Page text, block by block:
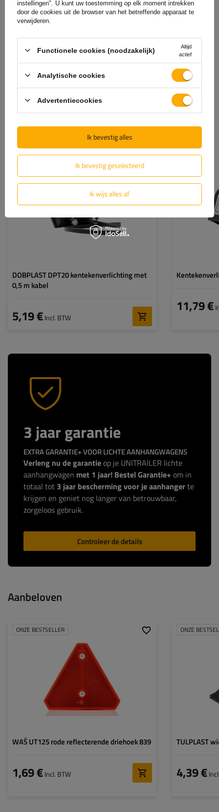
Uw naam
Uw email
Feedback verzenden
Ook aantrekkelijk
DOBPLAST DPT20 kentekenverlichting met
0,5 m kabel
5,19 €Incl. BTW
DPT20
11,79 €
3 jaar garantie
EXTRA GARANTIE+ VOOR LICHTE AANHANGWAGENS
Verleng nu de garantie op je UNITRAILER lichte
aanhangwagen met 1 jaar! Bestel Garantie+ om in
totaal tot 3 jaar bescherming voor je aanhangerte
krijgen en geniet nog langer van betrouwbaar,
zorgeloos gebruik.
Controleer de details
Aanbeloven
ONZE BESTSELLER
WAŚ UT125 rode reflecterende driehoek 839
1,69 €Incl. BTW
143 mm
5 mm
6,3 mm
ECE, SAE/DOT
ONZE
TULPLAST
4,39 €
instellingen". U kunt uw toestemming op elk moment intrekken
door de cookies uit de browser van het betreffende apparaat te
verwijderen.
Functionele cookies (noodzakelijk)
Altijd
actief
Analytische cookies
Advertentiecookies
Ik bevestig geselecteerd
Ik wijs alles af
Ik bevestig alles